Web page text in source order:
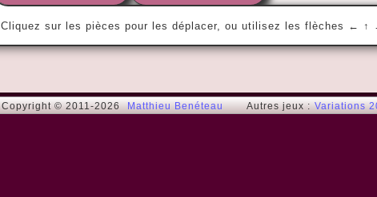
Cliquez sur les pièces pour les déplacer, ou utilisez les flèches ← ↑
Copyright © 2011-2026 Matthieu Benéteau Autres jeux : Variations